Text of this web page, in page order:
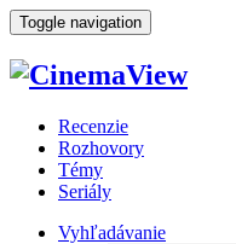
Toggle navigation
Recenzie
Rozhovory
Témy
Seriály
Vyhľadávanie